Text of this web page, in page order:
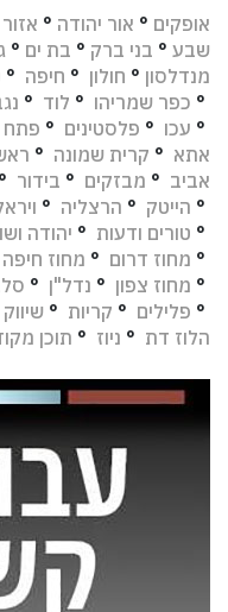
אופקים ° אור יהודה ° אזור
שבע ° בני ברק ° בת ים °
מנדלסון ° חולון ° חיפה °
° כפר שמריהו ° לוד °
° עכו ° פלסטינים ° פתח
אתא ° קרית שמונה °
אביב ° מבזקים ° בידור °
° הייטק ° הרצליה °
° טורים ודעות ° יהודה
° מחוז דרום ° מחוז חיפה
° מחוז צפון ° נדל"ן °
° פלילים ° קריות °
הלוז דת ° ניוז ° תוכן